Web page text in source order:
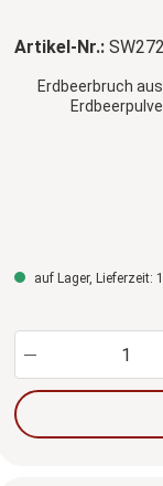
Artikel-Nr.:
Erdbeerbruch
auf Lager, Lieferzeit:
Produkt